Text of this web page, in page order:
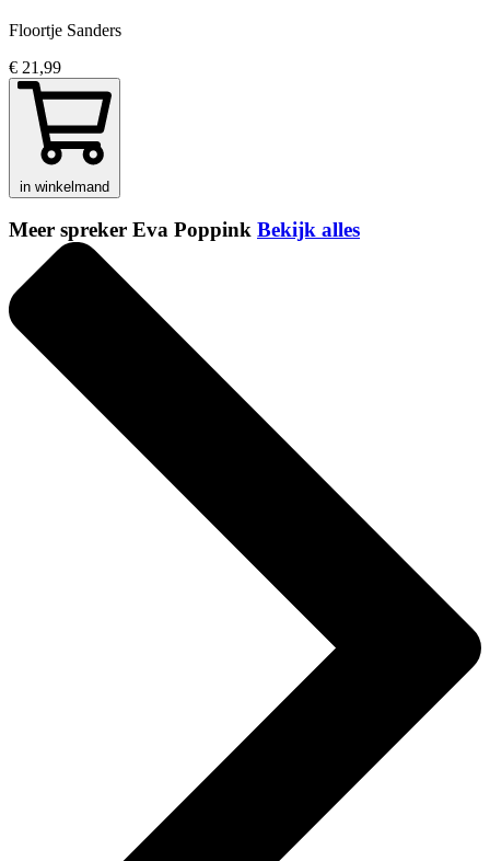
Floortje Sanders
€ 21,99
in winkelmand
Meer spreker Eva Poppink Bekijk alles